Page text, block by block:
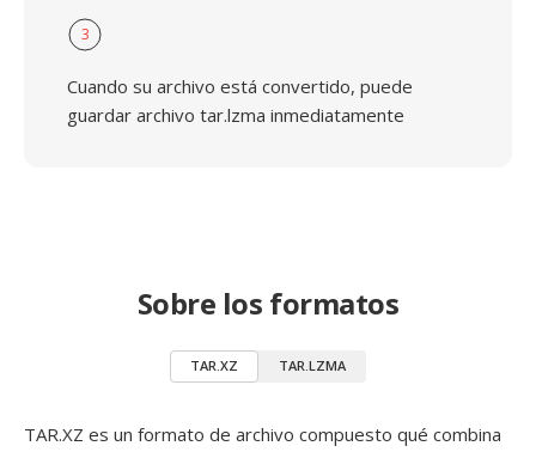
3
Cuando su archivo está convertido, puede
guardar archivo tar.lzma inmediatamente
Sobre los formatos
TAR.XZ TAR.LZMA
TAR.XZ es un formato de archivo compuesto qué combina